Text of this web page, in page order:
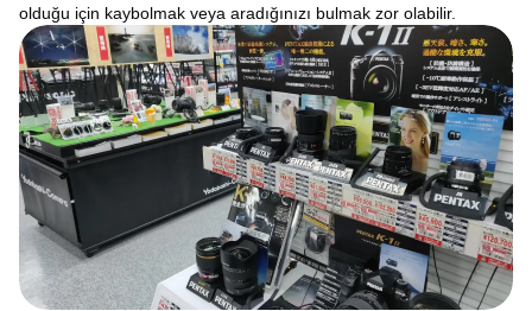
olduğu için kaybolmak veya aradığınızı bulmak zor olabilir.